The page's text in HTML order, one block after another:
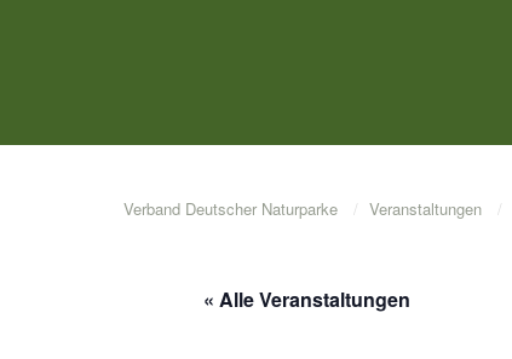
Verband Deutscher Naturparke Veranstaltungen
« Alle Veranstaltungen